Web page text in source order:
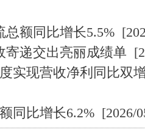
总额同比增长5.5%
寄递交出亮丽成绩单
实现营收净利同比双
同比增长6.2% [2026/